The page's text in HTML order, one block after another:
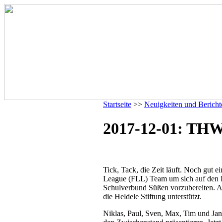
Startseite >> Neuigkeiten und
2017-12-01:
Tick, Tack, die Zeit läuft. Noch gut
League (FLL) Team um sich auf
Schulverbund Süßen vorzubereiten.
die Heldele Stiftung unterstützt.
Niklas, Paul, Sven, Max, Tim und